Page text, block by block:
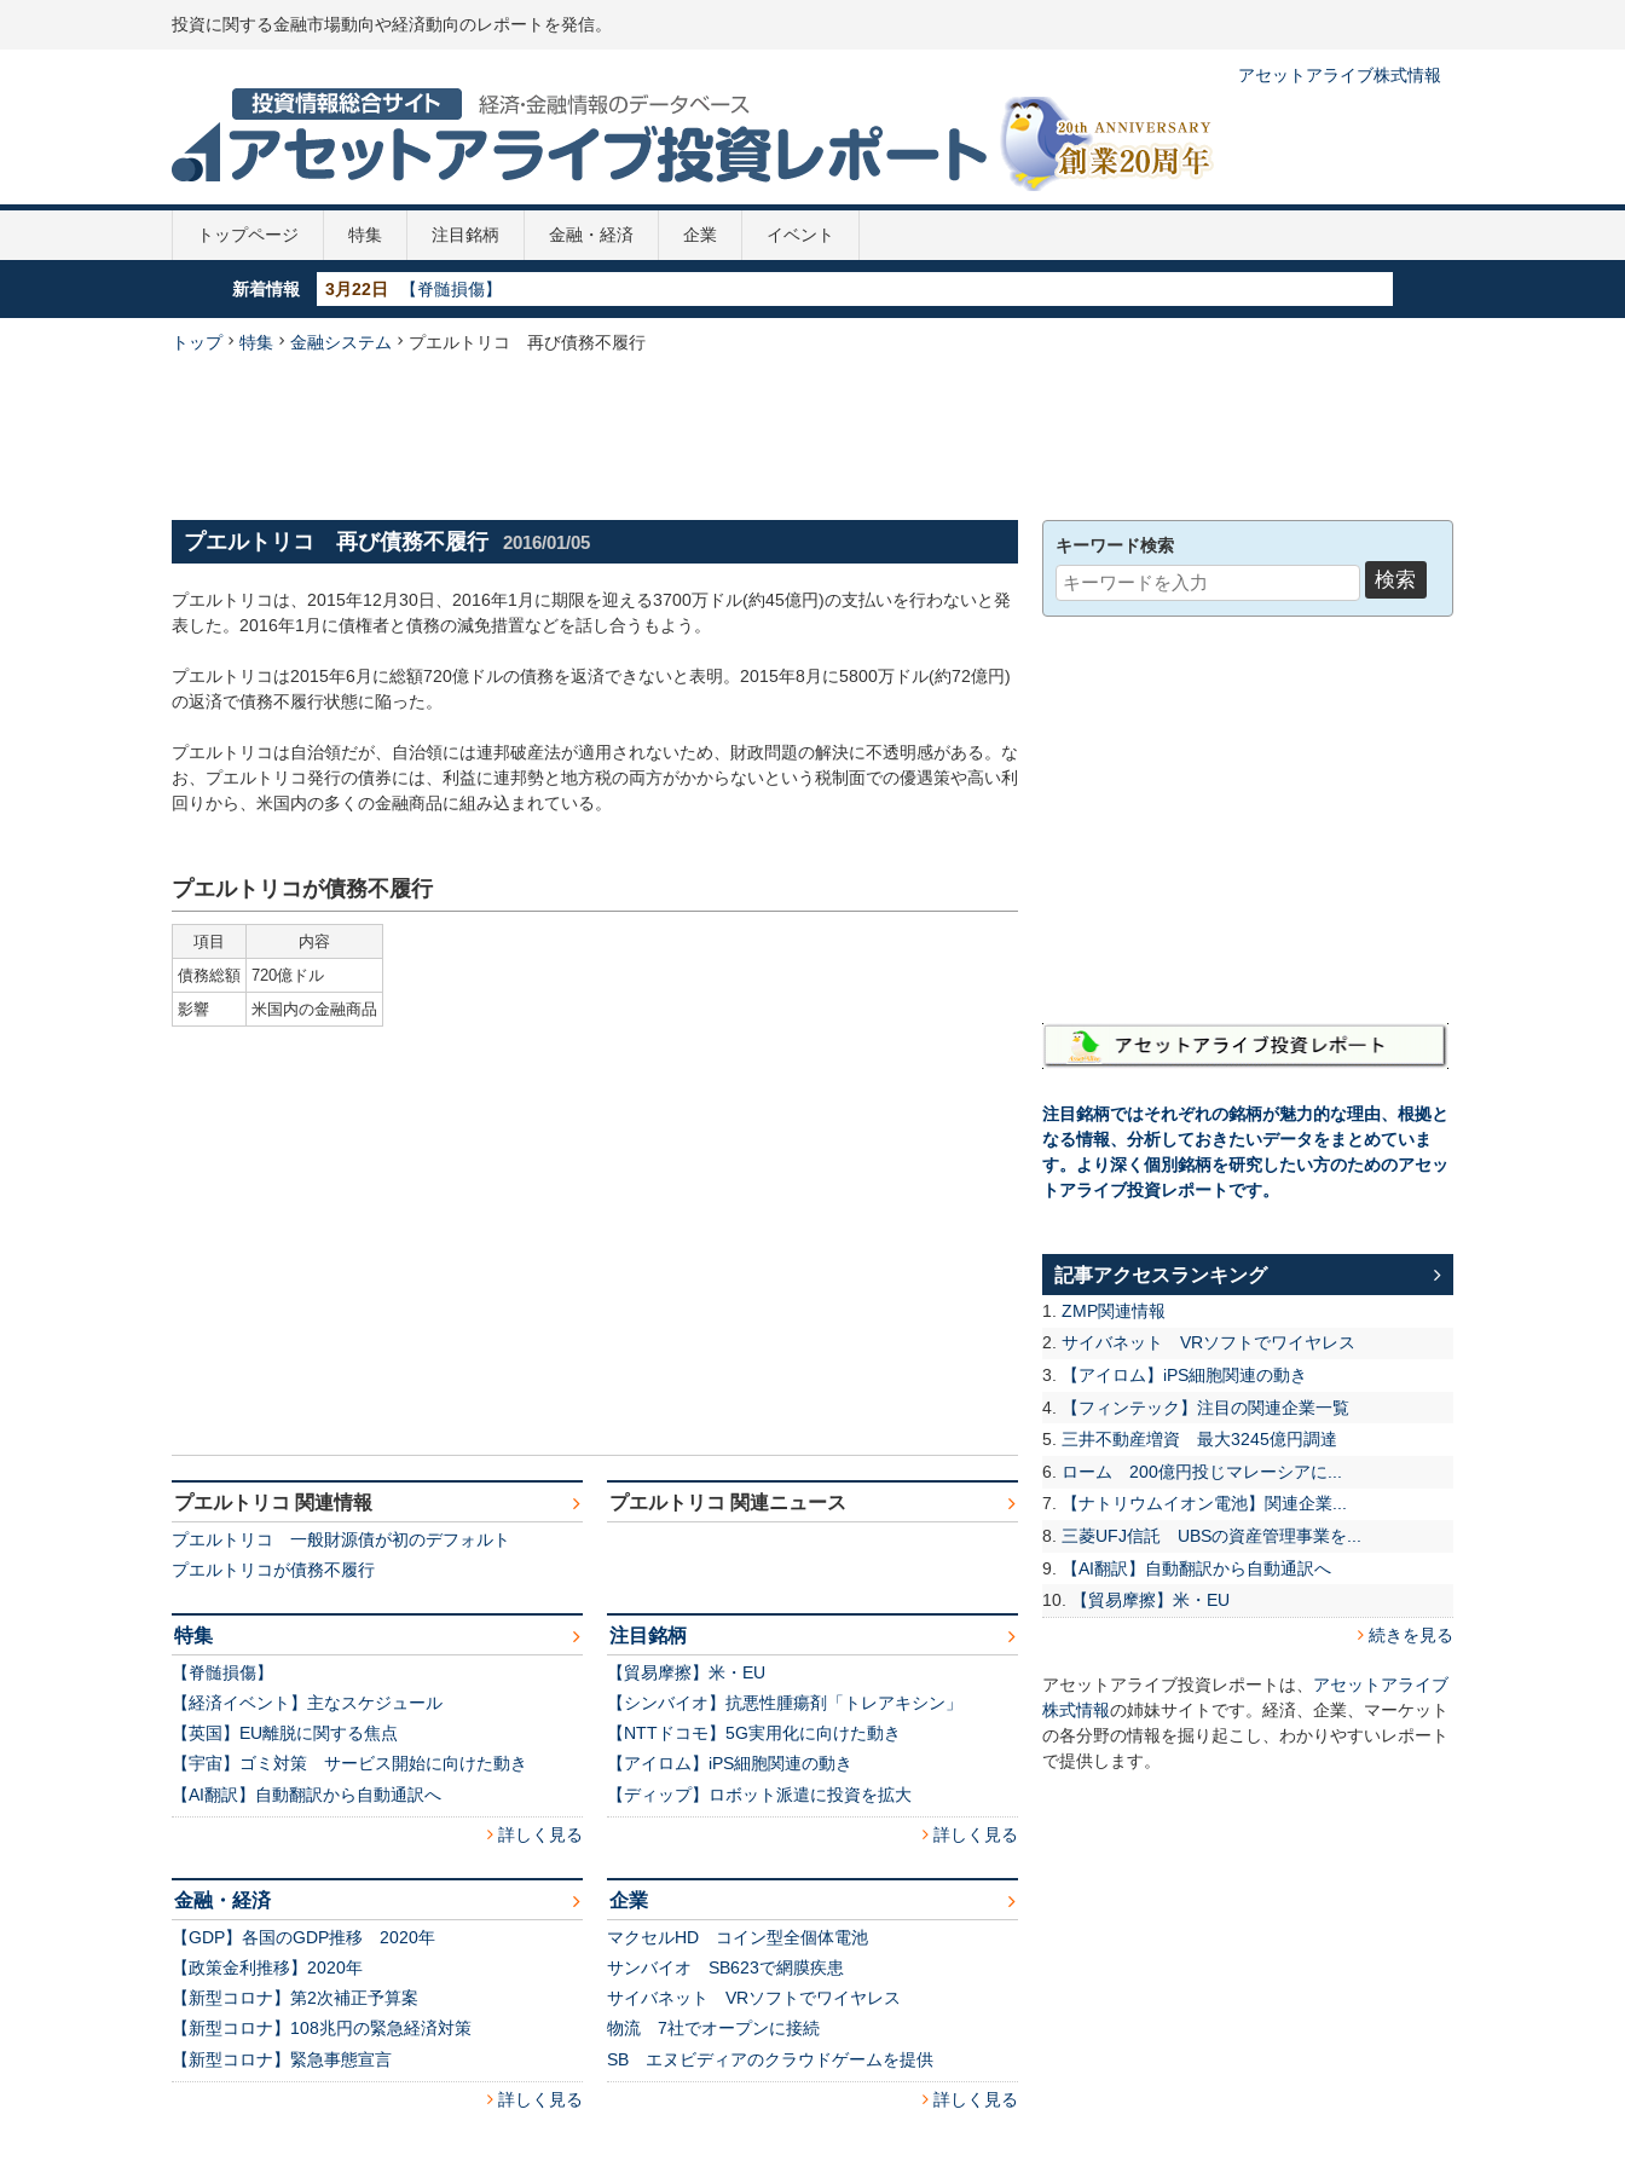
投資に関する金融市場動向や経済動向のレポートを発信。
アセットアライブ株式情報
トップページ 特集 注目銘柄 金融・経済 企業 イベント
新着情報 3月22日 【脊髄損傷】
5月29日
【GDP】各国のGDP推移 2020年
5月29日
【政策金利推移】2020年
5月29日
【新型コロナ】第2次補正予算案
トップ 特集 金融システム プエルトリコ 再び債務不履行
プエルトリコ 再び債務不履行 2016/01/05
プエルトリコは、2015年12月30日、2016年1月に期限を迎える3700万ドル(約45億円)の支払いを行わないと発
表した。2016年1月に債権者と債務の減免措置などを話し合うもよう。
プエルトリコは2015年6月に総額720億ドルの債務を返済できないと表明。2015年8月に5800万ドル(約72億円)
の返済で債務不履行状態に陥った。
プエルトリコは自治領だが、自治領には連邦破産法が適用されないため、財政問題の解決に不透明感がある。な
お、プエルトリコ発行の債券には、利益に連邦勢と地方税の両方がかからないという税制面での優遇策や高い利
回りから、米国内の多くの金融商品に組み込まれている。
プエルトリコが債務不履行
項目
内容
債務総額 720億ドル
影響
米国内の金融商品
プエルトリコ 関連情報
プエルトリコ 一般財源債が初のデフォルト
プエルトリコが債務不履行
プエルトリコ 関連ニュース
特集
【脊髄損傷】
【経済イベント】主なスケジュール
【英国】EU離脱に関する焦点
【宇宙】ゴミ対策 サービス開始に向けた動き
【AI翻訳】自動翻訳から自動通訳へ
詳しく見る
注目銘柄
【貿易摩擦】米・EU
【シンバイオ】抗悪性腫瘍剤「トレアキシン」
【NTTドコモ】5G実用化に向けた動き
【アイロム】iPS細胞関連の動き
【ディップ】ロボット派遣に投資を拡大
詳しく見る
金融・経済
【GDP】各国のGDP推移 2020年
【政策金利推移】2020年
【新型コロナ】第2次補正予算案
【新型コロナ】108兆円の緊急経済対策
【新型コロナ】緊急事態宣言
詳しく見る
企業
マクセルHD コイン型全個体電池
サンバイオ SB623で網膜疾患
サイバネット VRソフトでワイヤレス
物流 7社でオープンに接続
SB エヌビディアのクラウドゲームを提供
詳しく見る
キーワード検索
注目銘柄ではそれぞれの銘柄が魅力的な理由、根拠と
なる情報、分析しておきたいデータをまとめていま
す。より深く個別銘柄を研究したい方のためのアセッ
トアライブ投資レポートです。
記事アクセスランキング
ZMP関連情報
サイバネット VRソフトでワイヤレス
【アイロム】iPS細胞関連の動き
【フィンテック】注目の関連企業一覧
三井不動産増資 最大3245億円調達
ローム 200億円投じマレーシアに...
【ナトリウムイオン電池】関連企業...
三菱UFJ信託 UBSの資産管理事業を...
【AI翻訳】自動翻訳から自動通訳へ
【貿易摩擦】米・EU
続きを見る
アセットアライブ投資レポートは、 アセットアライブ
株式情報の姉妹サイトです。経済、企業、マーケット
の各分野の情報を掘り起こし、わかりやすいレポート
で提供します。